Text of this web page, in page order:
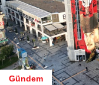
Gündem